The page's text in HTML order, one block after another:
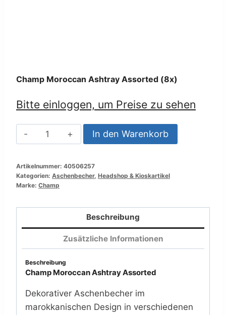
Champ Moroccan Ashtray Assorted (8x)
Bitte einloggen, um Preise zu sehen
Champ
Moroccan
Assorted
(8x)
In den Warenkorb
Artikelnummer: 40506257
Kategorien: Aschenbecher, Headshop & Kioskartikel
Marke: Champ
Beschreibung
Zusätzliche Informationen
Beschreibung
Champ Moroccan Ashtray Assorted
Dekorativer Aschenbecher im
marokkanischen Design in verschiedenen